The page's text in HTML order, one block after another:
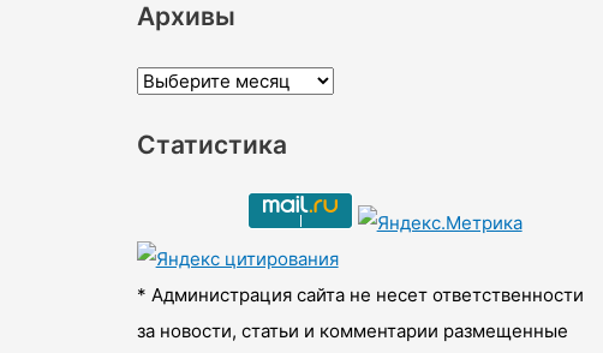
Архивы
А
х
ы
Статистика
* Администрация сайта не несет ответственности
за новости, статьи и комментарии размещенные